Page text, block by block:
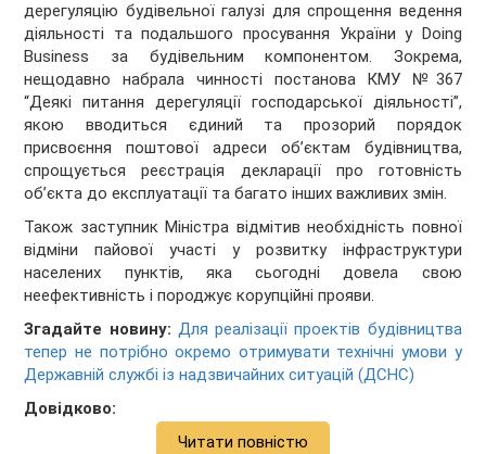
дерегуляцію будівельної галузі для спрощення ведення
діяльності та подальшого просування України у Doing
Business за будівельним компонентом. Зокрема,
нещодавно набрала чинності постанова КМУ №367
“Деякі питання дерегуляції господарської діяльності”,
якою вводиться єдиний та прозорий порядок
присвоєння поштової адреси об’єктам будівництва,
спрощується реєстрація декларації про готовність
об’єкта до експлуатації та багато інших важливих змін.
Також заступник Міністра відмітив необхідність повної
відміни пайової участі у розвитку інфраструктури
населених пунктів, яка сьогодні довела свою
неефективність і породжує корупційні прояви.
Згадайте новину: Для реалізації проектів будівництва
тепер не потрібно окремо отримувати технічні умови у
Державній службі із надзвичайних ситуацій (ДСНС)
Довідково:
Читати повністю